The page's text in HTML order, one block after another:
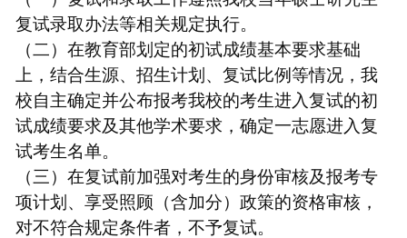
复试录取办法等相关规定执行。
（二）在教育部划定的初试成绩基本要求基础
上，结合生源、招生计划、复试比例等情况，我
校自主确定并公布报考我校的考生进入复试的初
试成绩要求及其他学术要求，确定一志愿进入复
试考生名单。
（三）在复试前加强对考生的身份审核及报考专
项计划、享受照顾（含加分）政策的资格审核，
对不符合规定条件者，不予复试。